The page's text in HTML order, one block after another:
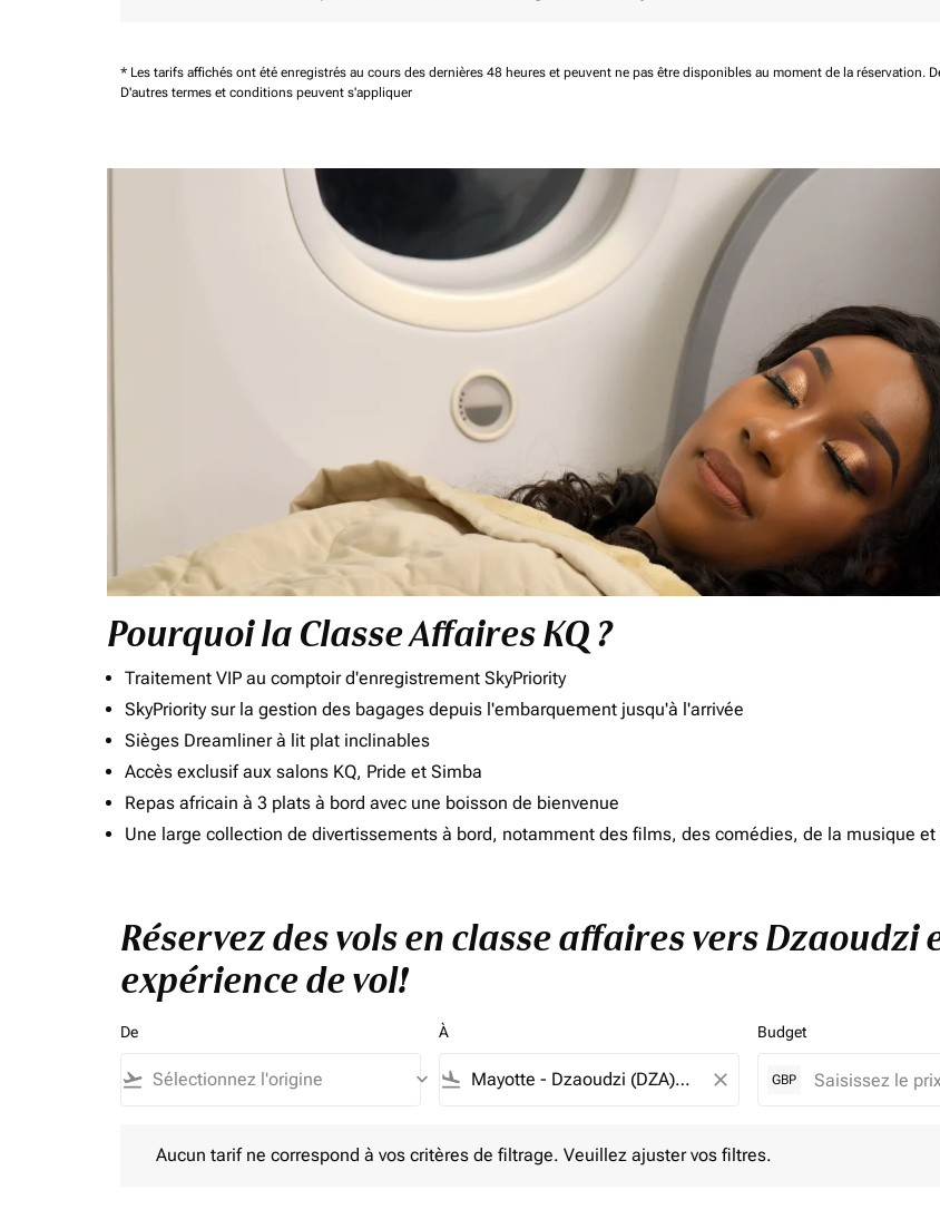
* Les tarifs affichés ont été enregistrés au cours des dernières 48 heures et peuvent ne pas être disponibles au moment de la réservation.
D'autres termes et conditions peuvent s'appliquer
Pourquoi la Classe Affaires KQ ?
Traitement VIP au comptoir d'enregistrement SkyPriority
SkyPriority sur la gestion des bagages depuis l'embarquement jusqu'à l'arrivée
Sièges Dreamliner à lit plat inclinables
Accès exclusif aux salons KQ, Pride et Simba
Repas africain à 3 plats à bord avec une boisson de bienvenue
Une large collection de divertissements à bord, notamment des films, des comédies, de la musique
Réservez des vols en classe affaires vers
expérience de vol!
De
flight_takeoff keyboard_arrow_down
À
flight_land close
Budget
GBP
Aucun tarif ne correspond à vos critères de filtrage. Veuillez ajuster vos filtres.